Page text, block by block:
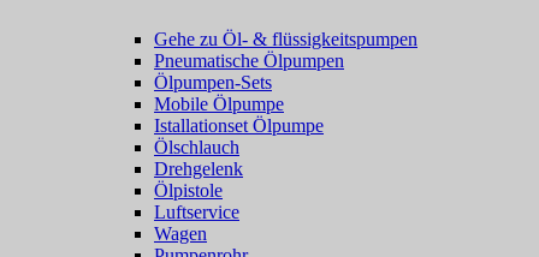
Gehe zu Öl- & flüssigkeitspumpen
Pneumatische Ölpumpen
Ölpumpen-Sets
Mobile Ölpumpe
Istallationset Ölpumpe
Ölschlauch
Drehgelenk
Ölpistole
Luftservice
Wagen